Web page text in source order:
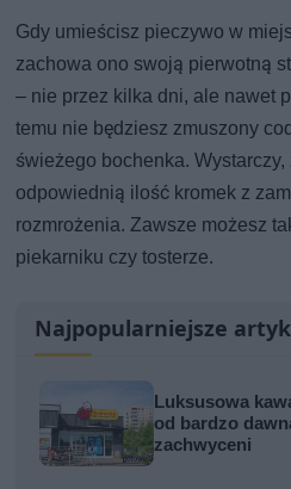
Gdy umieścisz pieczywo w
zachowa ono swoją pierwotną
– nie przez kilka dni, ale nawet
temu nie będziesz zmuszony
świeżego bochenka.
odpowiednią ilość kromek z
rozmrożenia. Zawsze możesz
piekarniku czy tosterze.
Najpopularniejsze
Luksusowa
od bardzo
zachwyceni